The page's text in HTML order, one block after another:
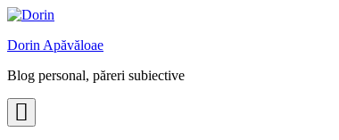
Skip
content
Dorin Apăvăloae
Blog personal, păreri subiective